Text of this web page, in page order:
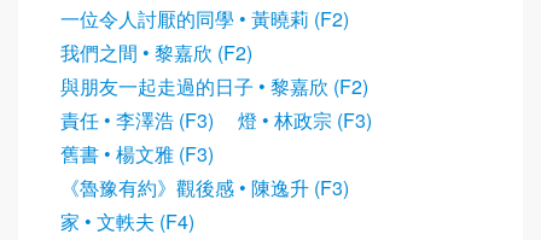
一位令人討厭的同學 • 黃曉莉 (F2)
我們之間 • 黎嘉欣 (F2)
與朋友一起走過的日子 • 黎嘉欣 (F2)
責任 • 李澤浩 (F3)
燈 • 林政宗 (F3)
舊書 • 楊文雅 (F3)
《魯豫有約》觀後感 • 陳逸升 (F3)
家 • 文軼夫 (F4)